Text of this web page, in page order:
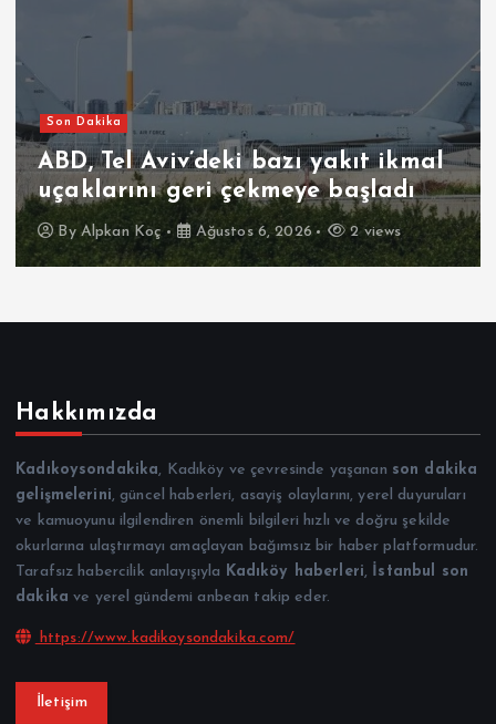
Son Dakika
ABD, Tel Aviv’deki bazı yakıt ikmal
uçaklarını geri çekmeye başladı
By Alpkan Koç Ağustos 6, 2026 2 views
Hakkımızda
Kadıkoysondakika, Kadıköy ve çevresinde yaşanan son dakika
gelişmelerini, güncel haberleri, asayiş olaylarını, yerel duyuruları
ve kamuoyunu ilgilendiren önemli bilgileri hızlı ve doğru şekilde
okurlarına ulaştırmayı amaçlayan bağımsız bir haber platformudur.
Tarafsız habercilik anlayışıyla Kadıköy haberleri, İstanbul son
dakika ve yerel gündemi anbean takip eder.
https://www.kadikoysondakika.com/
İletişim